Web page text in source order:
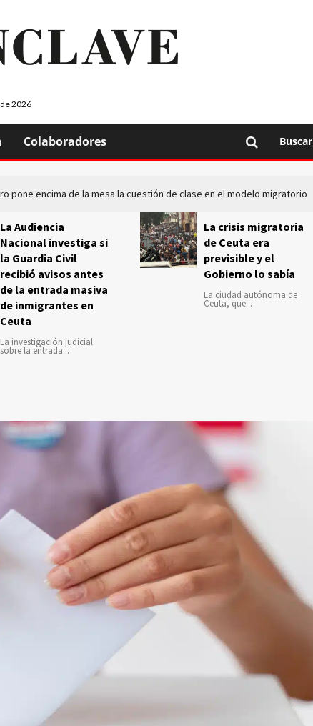
2026
Colaboradores Buscar
pone encima de la mesa la cuestión de clase en el modelo migratorio
La Audiencia
Nacional investiga si
la Guardia Civil
recibió avisos antes
de la entrada masiva
de inmigrantes en
Ceuta
La investigación judicial
sobre la entrada...
La crisis migratoria
de Ceuta era
previsible y el
Gobierno lo sabía
La ciudad autónoma de
Ceuta, que...